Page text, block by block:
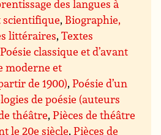
des langues à
scientifique, Biographie,
littéraires,Textes
Poésie classique et d’avant
moderne et
de 1900),Poésie d’un
de poésie (auteurs
théâtre,Pièces de théâtre
le 20e siècle,Pièces de